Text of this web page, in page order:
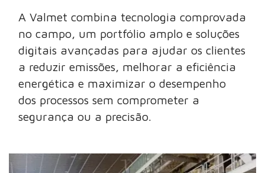
A Valmet combina tecnologia comprovada
no campo, um portfólio amplo e soluções
digitais avançadas para ajudar os clientes
a reduzir emissões, melhorar a eficiência
energética e maximizar o desempenho
dos processos sem comprometer a
segurança ou a precisão.